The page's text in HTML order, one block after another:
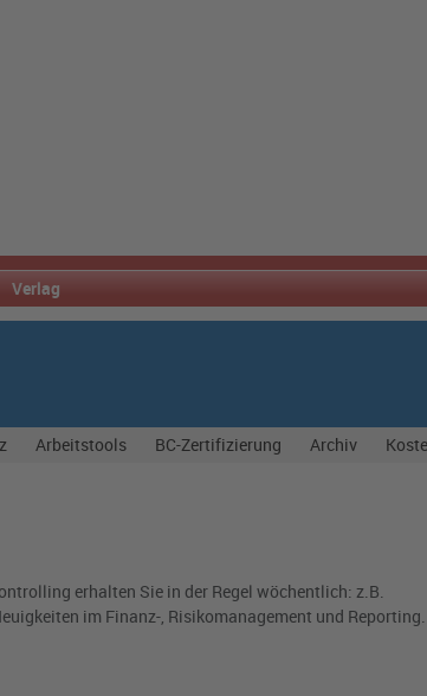
Verlag
Arbeitstools BC-Zertifizierung Archiv
erhalten Sie in der Regel wöchentlich: z.B.
im Finanz-, Risikomanagement und Reporting.